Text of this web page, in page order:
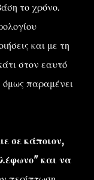
το χρόνο.
και με τη
στον εαυτό
παραμένει
σε κάποιον,
και να